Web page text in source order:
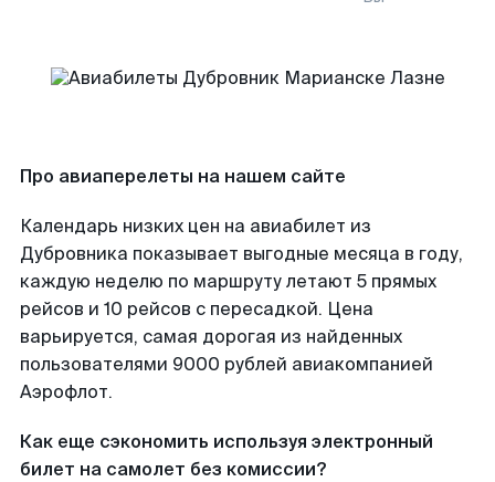
Про авиаперелеты на нашем сайте
Календарь низких цен на авиабилет из
Дубровника показывает выгодные месяца в году,
каждую неделю по маршруту летают 5 прямых
рейсов и 10 рейсов с пересадкой. Цена
варьируется, самая дорогая из найденных
пользователями 9000 рублей авиакомпанией
Аэрофлот.
Как еще сэкономить используя электронный
билет на самолет без комиссии?